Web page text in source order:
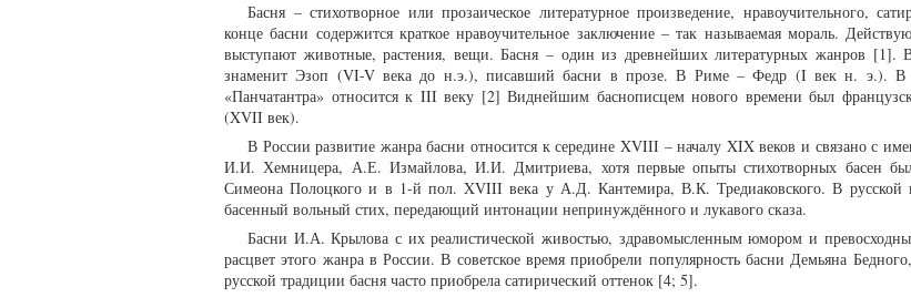
Басня – стихотворное или прозаическое литературное произведение, нравоучительного,
конце басни содержится краткое нравоучительное заключение – так называемая мораль.
выступают животные, растения, вещи. Басня – один из древнейших литературных жанров [1].
знаменит Эзоп (VI-V века до н.э.), писавший басни в прозе. В Риме – Федр (I век н. э.). В
«Панчатантра» относится к III веку [2] Виднейшим баснописцем нового времени был
(XVII век).
В России развитие жанра басни относится к середине XVIII – началу XIX веков и связано с
И.И. Хемницера, А.Е. Измайлова, И.И. Дмитриева, хотя первые опыты стихотворных басен
Симеона Полоцкого и в 1-й пол. XVIII века у А.Д. Кантемира, В.К. Тредиаковского. В русской
басенный вольный стих, передающий интонации непринуждённого и лукавого сказа.
Басни И.А. Крылова с их реалистической живостью, здравомысленным юмором и
расцвет этого жанра в России. В советское время приобрели популярность басни Демьяна
русской традиции басня часто приобрела сатирический оттенок [4; 5].